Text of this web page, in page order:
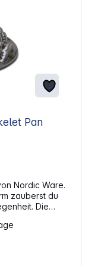
Nordic Ware -Evergreen Cakelet Pan
Nordic Ware.
zauberst du
Die
Charme für